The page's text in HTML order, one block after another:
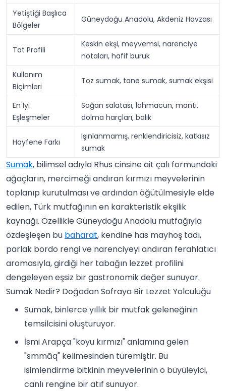
Yetiştiği Başlıca
Bölgeler
Güneydoğu Anadolu, Akdeniz Havzası
Tat Profili
Keskin ekşi, meyvemsi, narenciye
notaları, hafif buruk
Kullanım
Biçimleri
Toz sumak, tane sumak, sumak ekşisi
En İyi
Eşleşmeler
Soğan salatası, lahmacun, mantı,
dolma harçları, balık
Hayfene Farkı
Işınlanmamış, renklendiricisiz, katkısız
sumak
Sumak, bilimsel adıyla Rhus cinsine ait çalı formundaki
ağaçların, mercimeği andıran kırmızı meyvelerinin
toplanıp kurutulması ve ardından öğütülmesiyle elde
edilen, Türk mutfağının en karakteristik ekşilik
kaynağı. Özellikle Güneydoğu Anadolu mutfağıyla
özdeşleşen bu baharat, kendine has mayhoş tadı,
parlak bordo rengi ve narenciyeyi andıran ferahlatıcı
aromasıyla, girdiği her tabağın lezzet profilini
dengeleyen eşsiz bir gastronomik değer sunuyor.
Sumak Nedir? Doğadan Sofraya Bir Lezzet Yolculuğu
Sumak, binlerce yıllık bir mutfak geleneğinin
temsilcisini oluşturuyor.
İsmi Arapça "koyu kırmızı" anlamına gelen
"smmāq" kelimesinden türemiştir. Bu
isimlendirme bitkinin meyvelerinin o büyüleyici,
canlı rengine bir atıf sunuyor.